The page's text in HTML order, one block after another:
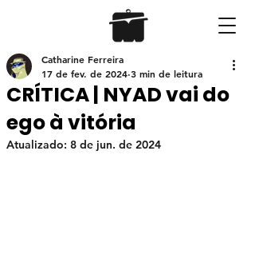
CRÍTICA | NYAD vai do
ego à vitória
Catharine Ferreira
17 de fev. de 2024 3 min de leitura
Atualizado: 8 de jun. de 2024